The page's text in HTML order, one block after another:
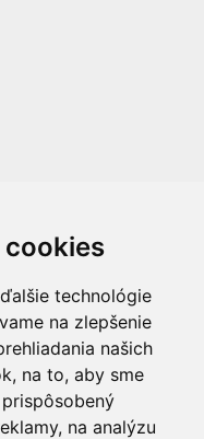
cookies
technológie
na zlepšenie
našich
na to, aby sme
na analýzu